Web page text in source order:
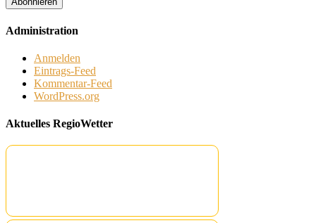
Administration
Anmelden
Eintrags-Feed
Kommentar-Feed
WordPress.org
Aktuelles RegioWetter